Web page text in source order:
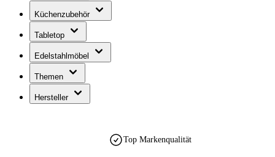
Küchenzubehör
Tabletop
Edelstahlmöbel
Themen
Hersteller
Top Markenqualität